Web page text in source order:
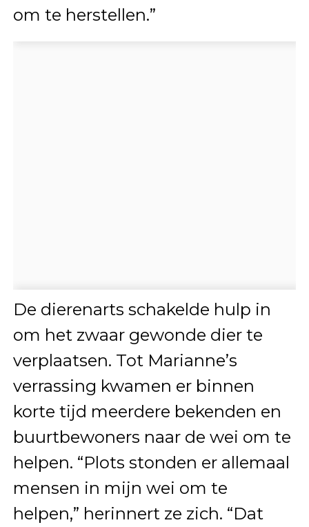
om te herstellen.”
De dierenarts schakelde hulp in
om het zwaar gewonde dier te
verplaatsen. Tot Marianne’s
verrassing kwamen er binnen
korte tijd meerdere bekenden en
buurtbewoners naar de wei om te
helpen. “Plots stonden er allemaal
mensen in mijn wei om te
helpen,” herinnert ze zich. “Dat